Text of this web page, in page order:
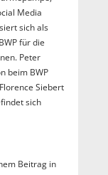
Media
sich als
für die
Peter
beim BWP
Siebert
sich
Beitrag in